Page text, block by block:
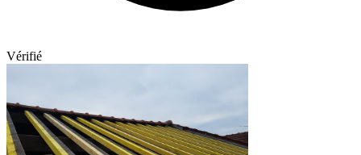
Vérifié